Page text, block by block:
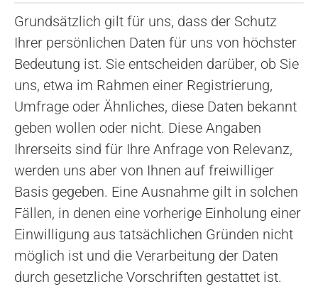
Grundsätzlich gilt für uns, dass der Schutz
Ihrer persönlichen Daten für uns von höchster
Bedeutung ist. Sie entscheiden darüber, ob Sie
uns, etwa im Rahmen einer Registrierung,
Umfrage oder Ähnliches, diese Daten bekannt
geben wollen oder nicht. Diese Angaben
Ihrerseits sind für Ihre Anfrage von Relevanz,
werden uns aber von Ihnen auf freiwilliger
Basis gegeben. Eine Ausnahme gilt in solchen
Fällen, in denen eine vorherige Einholung einer
Einwilligung aus tatsächlichen Gründen nicht
möglich ist und die Verarbeitung der Daten
durch gesetzliche Vorschriften gestattet ist.